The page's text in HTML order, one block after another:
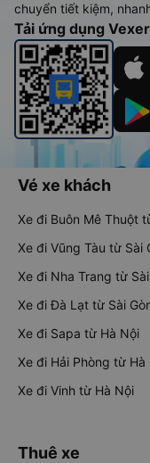
chuyển tiết kiệm,
Tải ứng dụng
Vé xe khách
Xe đi Buôn Mê Thuột
Xe đi Vũng Tàu từ Sài
Xe đi Nha Trang từ Sài
Xe đi Đà Lạt từ Sài
Xe đi Sapa từ Hà Nội
Xe đi Hải Phòng từ Hà
Xe đi Vinh từ Hà Nội
Thuê xe